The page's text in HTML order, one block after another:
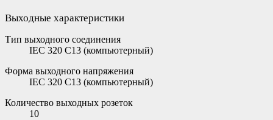
Выходные характеристики
Тип выходного соединения
IEC 320 C13 (компьютерный)
Форма выходного напряжения
IEC 320 C13 (компьютерный)
Количество выходных розеток
10